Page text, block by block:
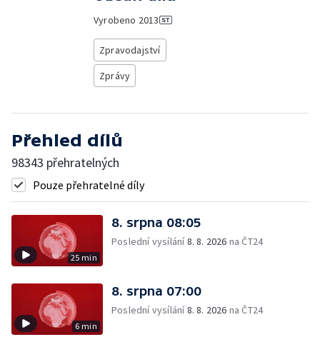
Vyrobeno 2013
Zpravodajství
Zprávy
Přehled dílů
98343 přehratelných
Pouze přehratelné díly
25 min
8. srpna 08:05
Poslední vysílání8. 8. 2026 na ČT24
6 min
8. srpna 07:00
Poslední vysílání8. 8. 2026 na ČT24